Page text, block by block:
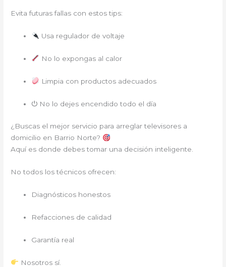
Evita futuras fallas con estos tips:
Usa regulador de voltaje
No lo expongas al calor
Limpia con productos adecuados
⏻ No lo dejes encendido todo el día
¿Buscas el mejor servicio para arreglar televisores a
domicilio en Barrio Norte?
Aquí es donde debes tomar una decisión inteligente.
No todos los técnicos ofrecen:
Diagnósticos honestos
Refacciones de calidad
Garantía real
Nosotros sí.